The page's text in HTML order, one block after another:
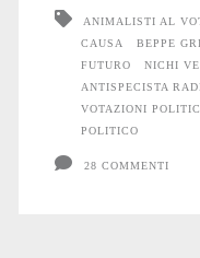
ANIMALISTI AL
CAUSA
BEPPE
FUTURO
NICHI
ANTISPECISTA
VOTAZIONI
POLITICO
28 COMMENTI